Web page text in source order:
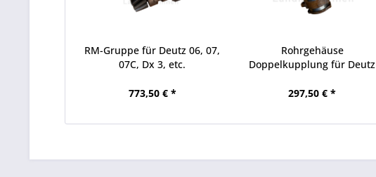
RM-Gruppe für Deutz 06, 07,
07C, Dx 3, etc.
773,50 € *
Rohrgehäuse
Doppelkupplung für Deutz
297,50 € *